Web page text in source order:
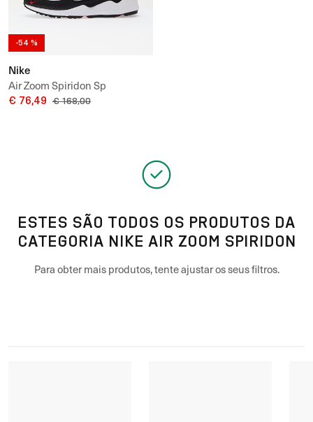
-54 %
Nike
Air Zoom Spiridon Sp
€ 76,49 € 168,00
ESTES SÃO TODOS OS PRODUTOS DA
CATEGORIA NIKE AIR ZOOM SPIRIDON
Para obter mais produtos, tente ajustar os seus filtros.